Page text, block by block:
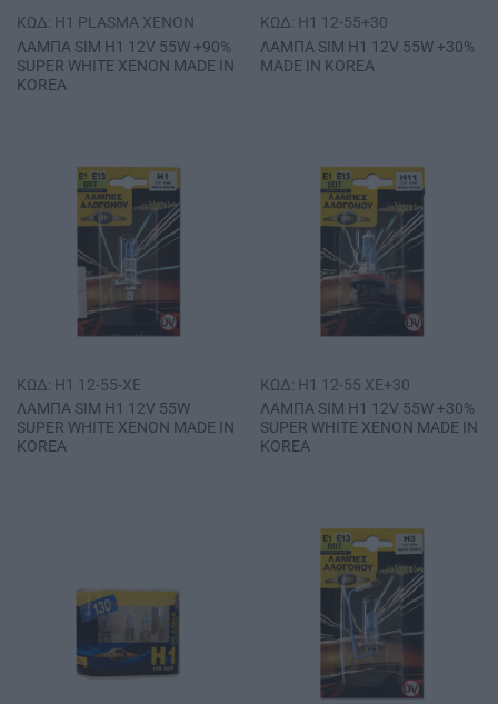
ΚΩΔ: H1 PLASMA XENON
ΛΑΜΠΑ SΙΜ Η1 12V 55W +90%
SUPER WHITE ΧΕΝΟΝ MADE IN
ΚΟRΕΑ
ΚΩΔ: H1 12-55+30
ΛΑΜΠΑ SΙΜ Η1 12V 55W +30%
MADE IN ΚΟRΕΑ
ΚΩΔ: H1 12-55-XE
ΛΑΜΠΑ SΙΜ Η1 12V 55W
SUPER WΗΙΤΕ ΧΕΝΟΝ MADE IN
KOREA
ΚΩΔ: H1 12-55 XE+30
ΛΑΜΠΑ SΙΜ Η1 12V 55W +30%
SUPER WHITE ΧΕΝΟΝ MADE IN
ΚΟRΕΑ